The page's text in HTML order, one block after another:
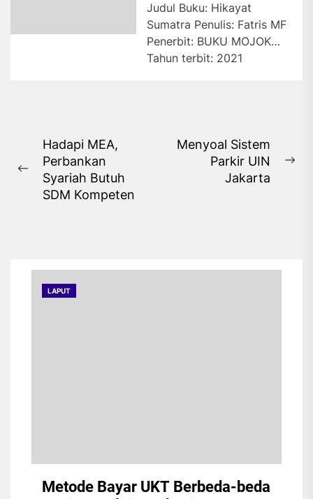
Judul Buku: Hikayat
Sumatra Penulis: Fatris MF
Penerbit: BUKU MOJOK
Tahun terbit: 2021
Navigasi
pos
Previous
post:
Hadapi MEA,
Perbankan
Syariah Butuh
SDM Kompeten
Menyoal Sistem
Parkir UIN
Jakarta
LAPUT
Metode Bayar UKT Berbeda-beda